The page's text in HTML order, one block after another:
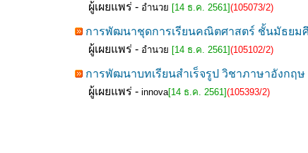
ผู้เผยแพร่ - อำนวย [14 ธ.ค. 2561](105073/2)
การพัฒนาชุดการเรียนคณิตศาสตร์ ชั้นมัธยม
ผู้เผยแพร่ - อำนวย [14 ธ.ค. 2561](105102/2)
การพัฒนาบทเรียนสำเร็จรูป วิชาภาษาอังกฤ
ผู้เผยแพร่ - innova[14 ธ.ค. 2561](105393/2)